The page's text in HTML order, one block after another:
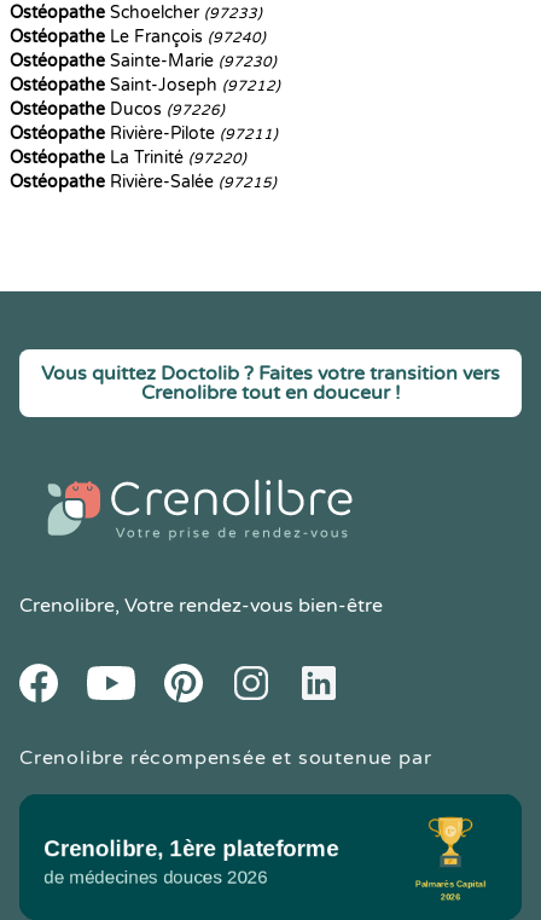
Ostéopathe Schoelcher (97233)
Ostéopathe Le François (97240)
Ostéopathe Sainte-Marie (97230)
Ostéopathe Saint-Joseph (97212)
Ostéopathe Ducos (97226)
Ostéopathe Rivière-Pilote (97211)
Ostéopathe La Trinité (97220)
Ostéopathe Rivière-Salée (97215)
Vous quittez Doctolib ? Faites votre transition vers
Crenolibre tout en douceur !
Crenolibre, Votre rendez-vous bien-être
FacebookYoutube PinteresetInstagramLinkedIn
Crenolibre récompensée et soutenue par